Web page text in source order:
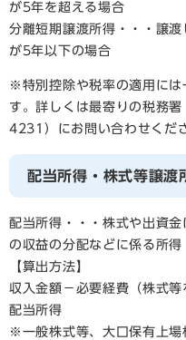
が5年を超える場合
分離短期譲渡所得・・・譲
が5年以下の場合
※特別控除や税率の適用には
す。詳しくは最寄りの税務
4231）にお問い合わせくだ
配当所得・株式等譲渡
配当所得・・・株式や出資
の収益の分配などに係る所得
【算出方法】
収入金額－必要経費（株式
配当所得
※一般株式等、大口保有上